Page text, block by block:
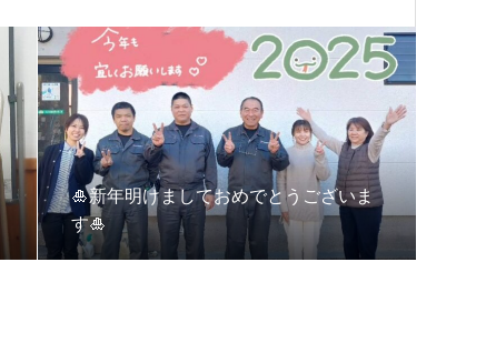
🎍新年明けましておめでとうございま
す🎍